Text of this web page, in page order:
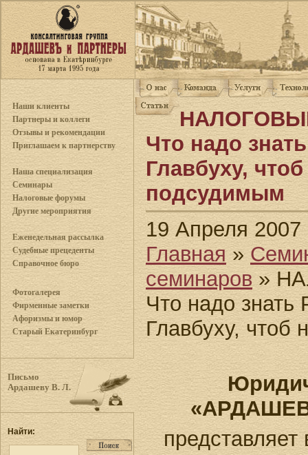
Наши клиенты
Партнеры и коллеги
Отзывы и рекомендации
Приглашаем к партнерству
Наша специализация
Семинары
Налоговые форумы
Другие мероприятия
Еженедельная рассылка
Судебные прецеденты
Справочное бюро
Фотогалерея
Фирменные заметки
Афоризмы и юмор
Старый Екатеринбург
Письмо
Ардашеву В. Л.
Найти:
Что надо
Главбуху,
подсудимым
19 Апреля 2007
Главная »
семинаров»
Что надо знать
Главбуху, чтоб